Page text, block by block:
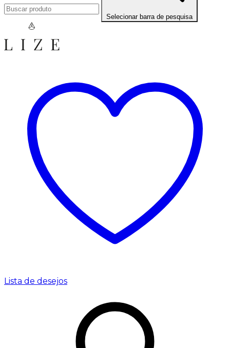
Selecionar barra de pesquisa
Lista de desejos